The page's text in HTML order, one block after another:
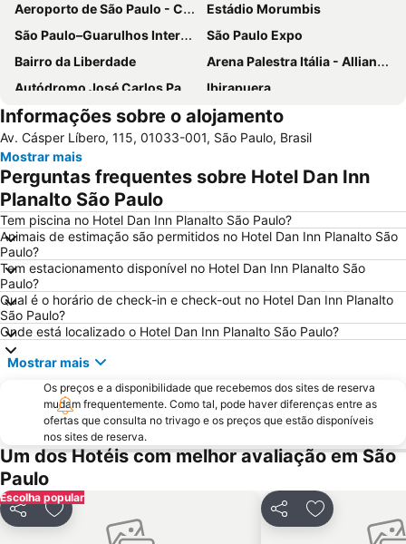
Aeroporto de São Paulo - Congonhas
Estádio Morumbis
São Paulo–Guarulhos International Airport
São Paulo Expo
Bairro da Liberdade
Arena Palestra Itália - Allianz Parque
Autódromo José Carlos Pace-Interlagos
Ibirapuera
Ibirapuera Park
25 de Março
Anhembi Parque
WTC São Paulo
Consulado Geral dos Estados Unidos
Estádio do Pacaembu - Estádio Municipal Paulo Machado de Carvalho
JK Iguatemi
Parque Villa Lobos
Rua Augusta
Center Norte
Centro Cultural São Paulo
Largo do Arouche
Shopping Center Iguatemi
Zoológico de São Paulo
Estação da Luz
Arena de São Paulo - Arena Corinthians
Centro Antigo de São Paulo
Rebouças Convention Center
Mercado Municipal
Book Biennal of São Paulo
Jardim Botânico de São Paulo
Centro Histórico Embú das Artes
Formula 1 Brazilian Grand Prix
Sao Paulo Carnaval
Museu Paulista da USP
Estação Sé
Museu do Futebol
Aquário de São Paulo
Informações sobre o alojamento
Av. Cásper Líbero, 115, 01033-001, São Paulo, Brasil
Mostrar mais
Perguntas frequentes sobre Hotel Dan Inn
Planalto São Paulo
Tem piscina no Hotel Dan Inn Planalto São Paulo?
Animais de estimação são permitidos no Hotel Dan Inn Planalto São
Paulo?
Tem estacionamento disponível no Hotel Dan Inn Planalto São
Paulo?
Qual é o horário de check-in e check-out no Hotel Dan Inn Planalto
São Paulo?
Onde está localizado o Hotel Dan Inn Planalto São Paulo?
Mostrar mais
Os preços e a disponibilidade que recebemos dos sites de reserva
mudam frequentemente. Como tal, pode haver diferenças entre as
ofertas que consulta no trivago e os preços que estão disponíveis
nos sites de reserva.
Um dos Hotéis com melhor avaliação em São
Paulo
Escolha popular
PartilharAdicionar aos favoritos PartilharAdicionar